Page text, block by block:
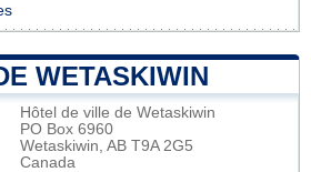
WETASKIWIN
Hôtel de ville de Wetaskiwin
PO Box 6960
Wetaskiwin, AB T9A 2G5
Canada